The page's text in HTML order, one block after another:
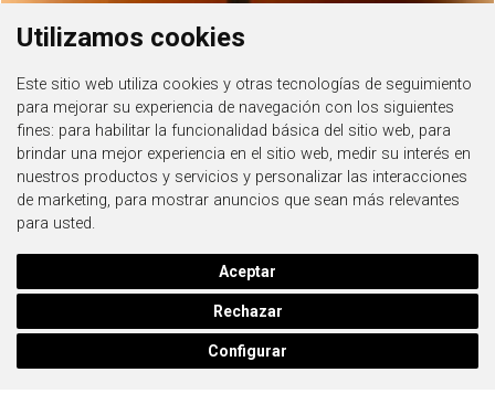
Utilizamos cookies
Este sitio web utiliza cookies y otras tecnologías de seguimiento
para mejorar su experiencia de navegación con los siguientes
fines: para habilitar la funcionalidad básica del sitio web, para
brindar una mejor experiencia en el sitio web, medir su interés en
nuestros productos y servicios y personalizar las interacciones
de marketing, para mostrar anuncios que sean más relevantes
para usted.
Aceptar
Rechazar
Configurar